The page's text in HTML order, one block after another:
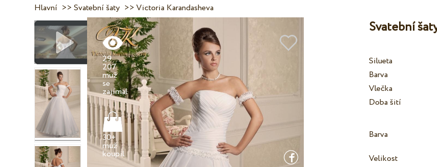
Hlavní >>Svatební šaty >>Victoria Karandasheva
29
207
muž
se
zajímal
30+
muž
Svatební
Silueta
Barva
Vlečka
Doba šití
Barva
Velikost